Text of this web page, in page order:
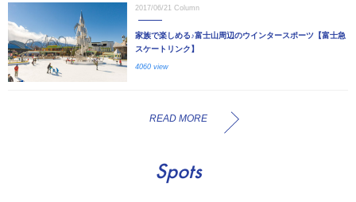
2017/06/21 Column
家族で楽しめる♪富士山周辺のウインタースポーツ【富士急
スケートリンク】
4060 view
READ MORE
Spots